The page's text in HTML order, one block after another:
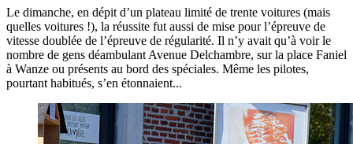
Le dimanche, en dépit d’un plateau limité de trente voitures (mais
quelles voitures !), la réussite fut aussi de mise pour l’épreuve de
vitesse doublée de l’épreuve de régularité. Il n’y avait qu’à voir le
nombre de gens déambulant Avenue Delchambre, sur la place Faniel
à Wanze ou présents au bord des spéciales. Même les pilotes,
pourtant habitués, s’en étonnaient...